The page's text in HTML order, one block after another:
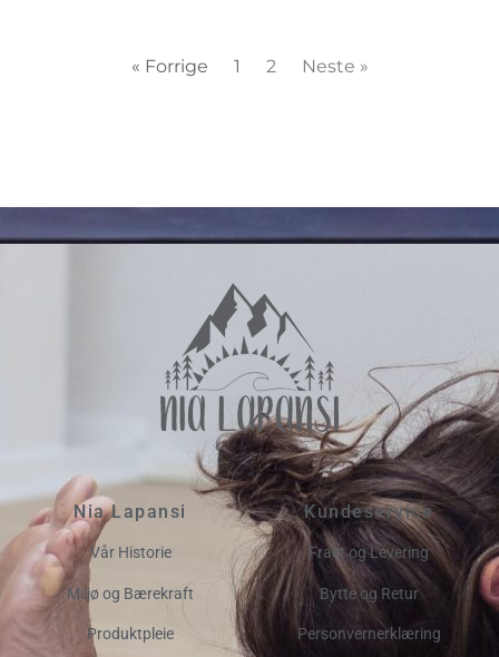
« Forrige 1 2 Neste »
Nia Lapansi
Vår Historie
Miljø og Bærekraft
Produktpleie
Kundeservice
Frakt og Levering
Bytte og Retur
Personvernerklæring